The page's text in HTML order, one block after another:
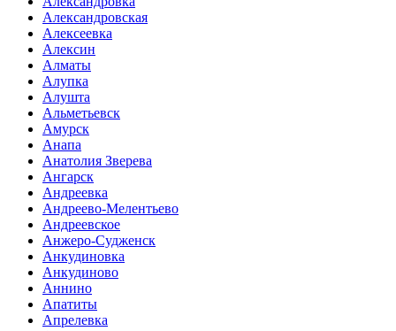
Александровская
Алексеевка
Алексин
Алматы
Алупка
Алушта
Альметьевск
Амурск
Анапа
Анатолия Зверева
Ангарск
Андреевка
Андреево-Мелентьево
Андреевское
Анжеро-Судженск
Анкудиновка
Анкудиново
Аннино
Апатиты
Апрелевка